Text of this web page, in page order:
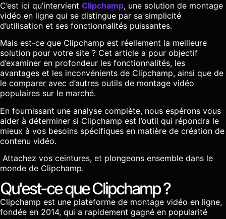
C’est ici qu’intervient Clipchamp, une solution de montage
vidéo en ligne qui se distingue par sa simplicité
d’utilisation et ses fonctionnalités puissantes.
Mais est-ce que Clipchamp est réellement la meilleure
solution pour votre site ? Cet article a pour objectif
d’examiner en profondeur les fonctionnalités, les
avantages et les inconvénients de Clipchamp, ainsi que de
le comparer avec d’autres outils de montage vidéo
populaires sur le marché.
En fournissant une analyse complète, nous espérons vous
aider à déterminer si Clipchamp est l’outil qui répondra le
mieux à vos besoins spécifiques en matière de création de
contenu vidéo.
Attachez vos ceintures, et plongeons ensemble dans le
monde de Clipchamp.
Qu'est-ce que Clipchamp ?
Clipchamp est une plateforme de montage vidéo en ligne,
fondée en 2014, qui a rapidement gagné en popularité